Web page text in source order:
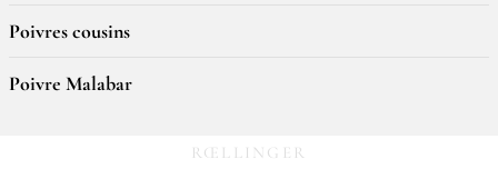
Poivres cousins
Poivre Malabar
RŒLLINGER